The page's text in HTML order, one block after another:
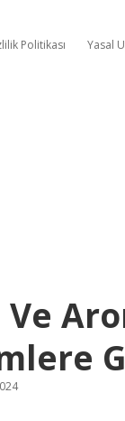
Politikası Yasal
Ve